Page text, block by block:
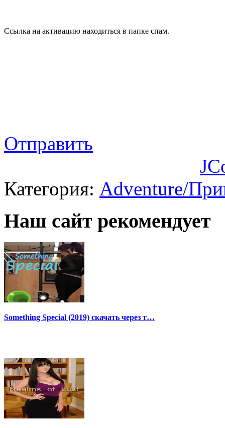
Ссылка на активацию находиться в папке спам.
Отправить
Категория: Adventure/
Наш сайт рекомендует
Something Special (2019) скачать через т…